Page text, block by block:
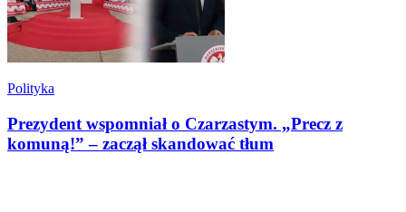
Polityka
Prezydent wspomniał o Czarzastym. „Precz z
komuną!” – zaczął skandować tłum